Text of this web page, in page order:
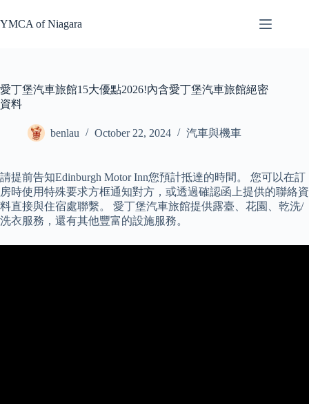
to
content
YMCA of Niagara
愛丁堡汽車旅館15大優點2026!內含愛丁堡汽車旅館絕密
資料
benlau October 22, 2024 汽車與機車
請提前告知Edinburgh Motor Inn您預計抵達的時間。 您可以在訂
房時使用特殊要求方框通知對方，或透過確認函上提供的聯絡資
料直接與住宿處聯繫。 愛丁堡汽車旅館提供露臺、花園、乾洗/
洗衣服務，還有其他豐富的設施服務。